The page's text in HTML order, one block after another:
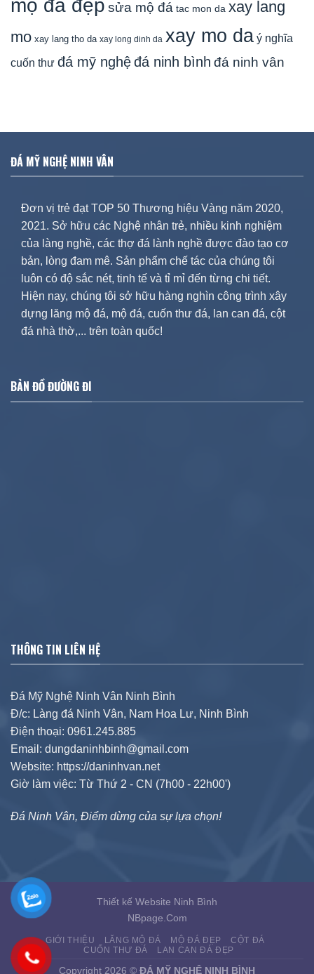
mộ đá đẹp sửa mộ đá tac mon da xay lang
mo xay lang tho da xay long dinh da xay mo da ý nghĩa
cuốn thư đá mỹ nghệđá ninh bình đá ninh vân
ĐÁ MỸ NGHỆ NINH VÂN
Đơn vị trẻ đạt TOP 50 Thương hiệu Vàng năm 2020,
2021. Sở hữu các Nghệ nhân trẻ, nhiều kinh nghiệm
của làng nghề, các thợ đá lành nghề được đào tạo cơ
bản, lòng đam mê. Sản phẩm chế tác của chúng tôi
luôn có độ sắc nét, tinh tế và tỉ mỉ đến từng chi tiết.
Hiện nay, chúng tôi sở hữu hàng nghìn công trình xây
dựng lăng mộ đá, mộ đá, cuốn thư đá, lan can đá, cột
đá nhà thờ,... trên toàn quốc!
BẢN ĐỒ ĐƯỜNG ĐI
THÔNG TIN LIÊN HỆ
Đá Mỹ Nghệ Ninh Vân Ninh Bình
Đ/c: Làng đá Ninh Vân, Nam Hoa Lư, Ninh Bình
Điện thoại: 0961.245.885
Email: dungdaninhbinh@gmail.com
Website: https://daninhvan.net
Giờ làm việc: Từ Thứ 2 - CN (7h00 - 22h00')
Đá Ninh Vân, Điểm dừng của sự lựa chọn!
Thiết kế Website Ninh Bình
NBpage.Com
GIỚI THIỆU LĂNG MỘ ĐÁ MỘ ĐÁ ĐẸP
CỘT ĐÁ
CUỐN THƯ ĐÁ
LAN CAN ĐÁ ĐẸP
Copyright 2026 © ĐÁ MỸ NGHỆ NINH BÌNH